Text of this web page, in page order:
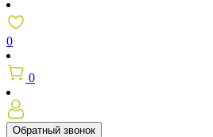
0
0
Обратный звонок